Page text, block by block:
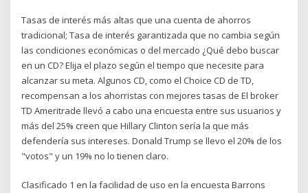
Tasas de interés más altas que una cuenta de ahorros
tradicional; Tasa de interés garantizada que no cambia según
las condiciones económicas o del mercado ¿Qué debo buscar
en un CD? Elija el plazo según el tiempo que necesite para
alcanzar su meta. Algunos CD, como el Choice CD de TD,
recompensan a los ahorristas con mejores tasas de El broker
TD Ameritrade llevó a cabo una encuesta entre sus usuarios y
más del 25% creen que Hillary Clinton sería la que más
defendería sus intereses. Donald Trump se llevo el 20% de los
"votos" y un 19% no lo tienen claro.
Clasificado 1 en la facilidad de uso en la encuesta Barrons